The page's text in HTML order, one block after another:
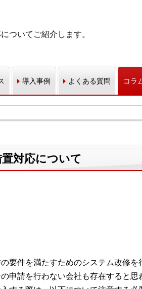
ついてご紹介します。
導入事例 よくある質問 コラ
対応について
要件を満たすためのシステム改修
申請を行わない会社も存在すると思